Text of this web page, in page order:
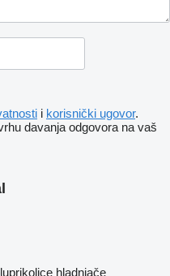
i korisnički ugovor.
davanja odgovora na vaš
hladnjače